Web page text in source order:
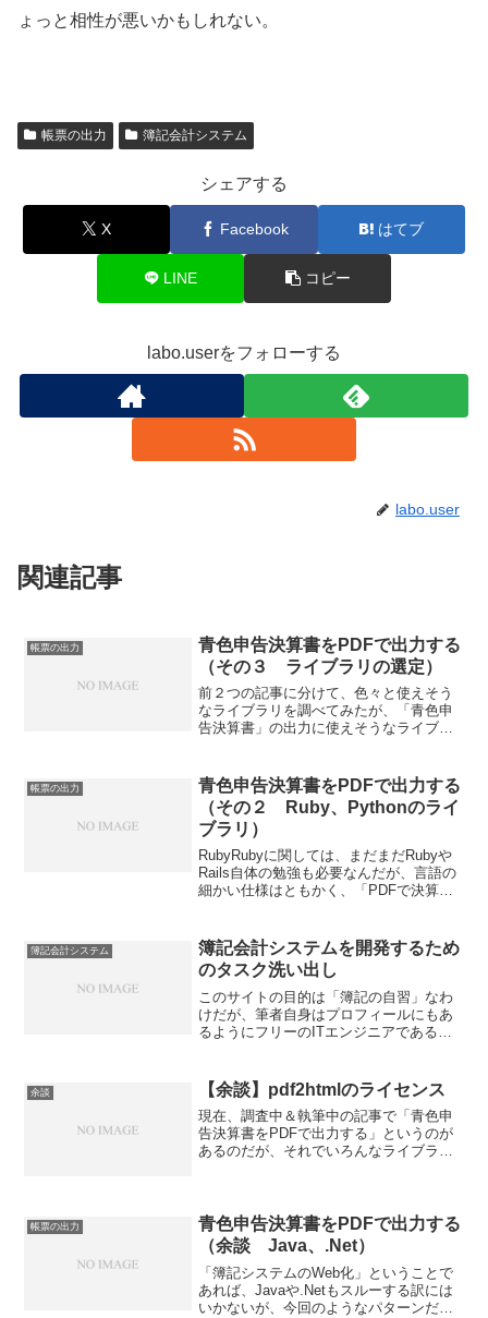
ょっと相性が悪いかもしれない。
帳票の出力 簿記会計システム
シェアする
X Facebook はてブ
LINE コピー
labo.userをフォローする
labo.user
関連記事
帳票の出力
青色申告決算書をPDFで出力する
（その３ ライブラリの選定）
前２つの記事に分けて、色々と使えそう
なライブラリを調べてみたが、「青色申
告決算書」の出力に使えそうなライブラ
かんせんマス目・罫線が大量にあるの
で、罫線を引いたり、固定テ...
帳票の出力
青色申告決算書をPDFで出力する
（その２ Ruby、Pythonのライ
ブラリ）
RubyRubyに関しては、まだまだRubyや
Rails自体の勉強も必要なんだが、言語の
細かい仕様はともかく、「PDFで決算書
公式サイト：最新バージョンはv2.1....
簿記会計システム
簿記会計システムを開発するため
のタスク洗い出し
このサイトの目的は「簿記の自習」なわ
けだが、筆者自身はプロフィールにもあ
るようにフリーのITエンジニアである。
テム的な観点の文章を付け加えていた。
が、折角「ITエンジニ...
余談 【余談】pdf2htmlのライセンス
現在、調査中＆執筆中の記事で「青色申
告決算書をPDFで出力する」というのが
あるのだが、それでいろんなライブラリ
うライブラ...
帳票の出力
青色申告決算書をPDFで出力する
（余談 Java、.Net）
「簿記システムのWeb化」ということで
あれば、Javaや.Netもスルーする訳には
いかないが、今回のようなパターンだと